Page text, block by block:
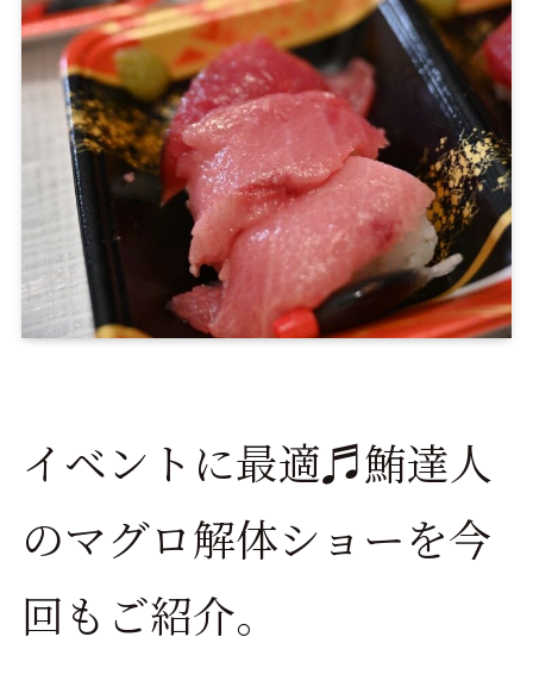
イベントに最適♬鮪達人
のマグロ解体ショーを今
回もご紹介。